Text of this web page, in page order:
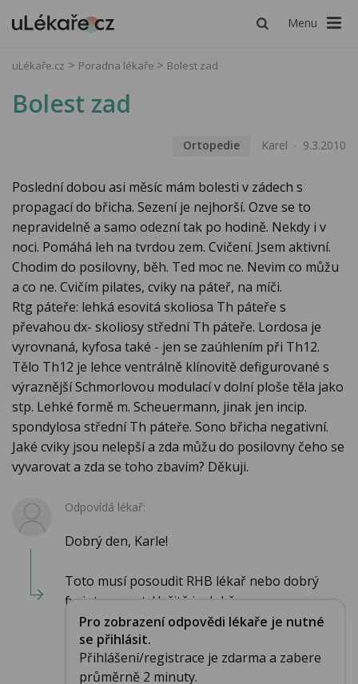
Menu
uLékaře.cz Poradna lékaře Bolest zad
Bolest zad
Ortopedie Karel 9.3.2010
Poslední dobou asi měsíc mám bolesti v zádech s
propagací do břicha. Sezení je nejhorší. Ozve se to
nepravidelně a samo odezní tak po hodině. Nekdy i v
noci. Pomáhá leh na tvrdou zem. Cvičení. Jsem aktivní.
Chodim do posilovny, běh. Ted moc ne. Nevim co můžu
a co ne. Cvičím pilates, cviky na páteř, na míči.
Rtg páteře: lehká esovitá skoliosa Th páteře s
převahou dx- skoliosy střední Th páteře. Lordosa je
vyrovnaná, kyfosa také - jen se zaúhlením při Th12.
Tělo Th12 je lehce ventrálně klínovitě defigurované s
výraznější Schmorlovou modulací v dolní ploše těla jako
stp. Lehké formě m. Scheuermann, jinak jen incip.
spondylosa střední Th páteře. Sono břicha negativní.
Jaké cviky jsou nelepší a zda můžu do posilovny čeho se
vyvarovat a zda se toho zbavím? Děkuji.
Odpovídá lékař:
Dobrý den, Karle!
Toto musí posoudit RHB lékař nebo dobrý
fyzioterapeut. Určitě je dobře,...
Pro zobrazení odpovědi lékaře je nutné
se přihlásit.
Přihlášení/registrace je zdarma a zabere
průměrně 2 minuty.